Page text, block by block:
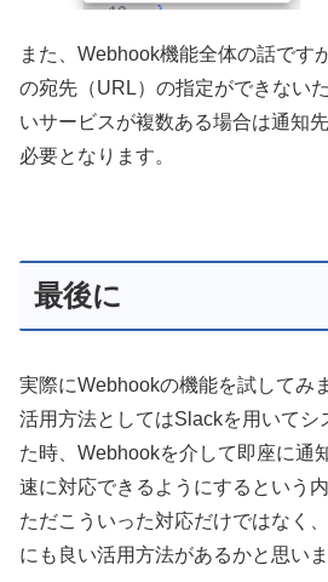
また、Webhook機能全体の話です
の宛先（URL）の指定ができない
いサービスが複数ある場合は通知
必要となります。
最後に
実際にWebhookの機能を試してみ
活用方法としてはSlackを用いてシ
た時、Webhookを介して即座に通
速に対応できるようにするという
ただこういった対応だけではなく
にも良い活用方法があるかと思いま